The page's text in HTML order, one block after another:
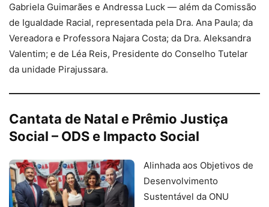
Gabriela Guimarães e Andressa Luck — além da Comissão
de Igualdade Racial, representada pela Dra. Ana Paula; da
Vereadora e Professora Najara Costa; da Dra. Aleksandra
Valentim; e de Léa Reis, Presidente do Conselho Tutelar
da unidade Pirajussara.
Cantata de Natal e Prêmio Justiça
Social – ODS e Impacto Social
Alinhada aos Objetivos de
Desenvolvimento
Sustentável da ONU